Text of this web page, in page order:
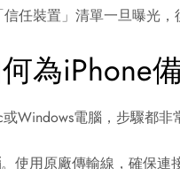
任裝置」清單一旦曝光，
為iPhone
Windows電腦，步驟都非
。使用原廠傳輸線，確保連